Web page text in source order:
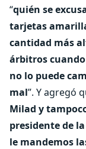
“quién se
tarjetas
cantidad más
árbitros
no lo puede
mal”. Y agregó
Milad y
presidente de
le mandemos